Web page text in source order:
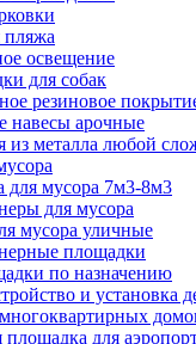
пляжа
освещение
для собак
резиновое
навесы арочные
из металла любой
для мусора 7м3-8м3
для мусора
мусора уличные
площадки
по назначению
и установка
площадка для